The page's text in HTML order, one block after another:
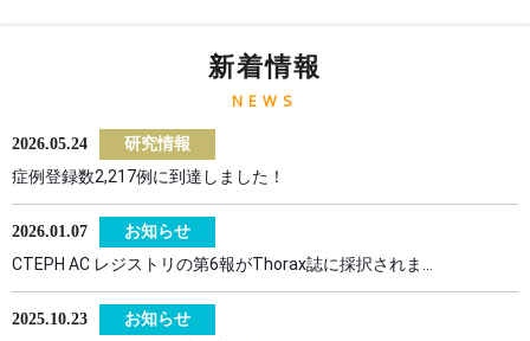
新着情報
NEWS
2026.05.24 研究情報
症例登録数2,217例に到達しました！
2026.01.07 お知らせ
CTEPH AC レジストリの第6報がThorax誌に採択されました。
2025.10.23 お知らせ